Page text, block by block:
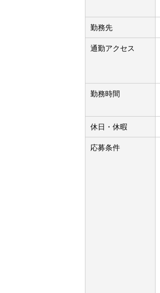
勤務先
通勤アクセス
勤務時間
休日・休暇
応募条件